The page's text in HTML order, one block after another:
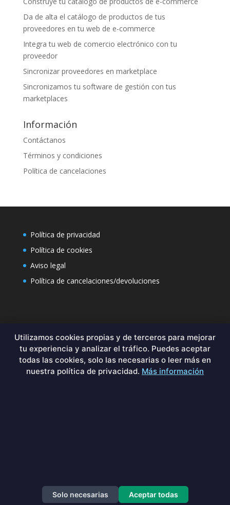
Da de alta el catálogo de productos de tus
proveedores en tu web de e-commerce
Integra tu web de comercio electrónico con tu
proveedor
Sincronizar proveedores en marketplace
Sincronizamos tu software de gestión con tus
marketplaces
Información
Contáctanos
Términos y condiciones
Política de cancelaciones
Política de privacidad
Política de cookies
Aviso legal
Política de cancelaciones/devoluciones
Contacto
Formulario de contacto
+34 644029349
sales@binary-hell-labs.com
Un producto de Binary Hell Labs
Utilizamos cookies propias y de terceros para mejorar
tu experiencia y analizar el tráfico. Puedes aceptar
todas las cookies, solo las necesarias o leer más en
nuestra política de privacidad. Más información
Solo necesarias Aceptar todas